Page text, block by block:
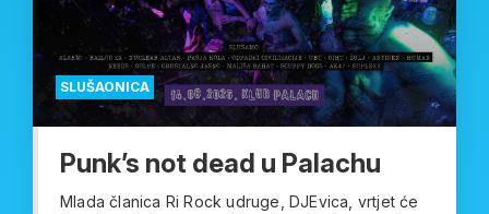
SLUŠAONICA
Punk’s not dead u Palachu
Mlada članica Ri Rock udruge, DJEvica, vrtjet će